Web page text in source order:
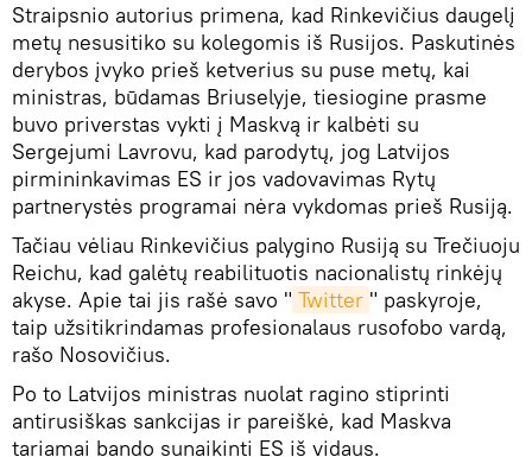
Straipsnio autorius primena, kad Rinkevičius daugelį
metų nesusitiko su kolegomis iš Rusijos. Paskutinės
derybos įvyko prieš ketverius su puse metų, kai
ministras, būdamas Briuselyje, tiesiogine prasme
buvo priverstas vykti į Maskvą ir kalbėti su
Sergejumi Lavrovu, kad parodytų, jog Latvijos
pirmininkavimas ES ir jos vadovavimas Rytų
partnerystės programai nėra vykdomas prieš Rusiją.
Tačiau vėliau Rinkevičius palygino Rusiją su Trečiuoju
Reichu, kad galėtų reabilituotis nacionalistų rinkėjų
akyse. Apie tai jis rašė savo " Twitter " paskyroje,
taip užsitikrindamas profesionalaus rusofobo vardą,
rašo Nosovičius.
Po to Latvijos ministras nuolat ragino stiprinti
antirusiškas sankcijas ir pareiškė, kad Maskva
tariamai bando sunaikinti ES iš vidaus.